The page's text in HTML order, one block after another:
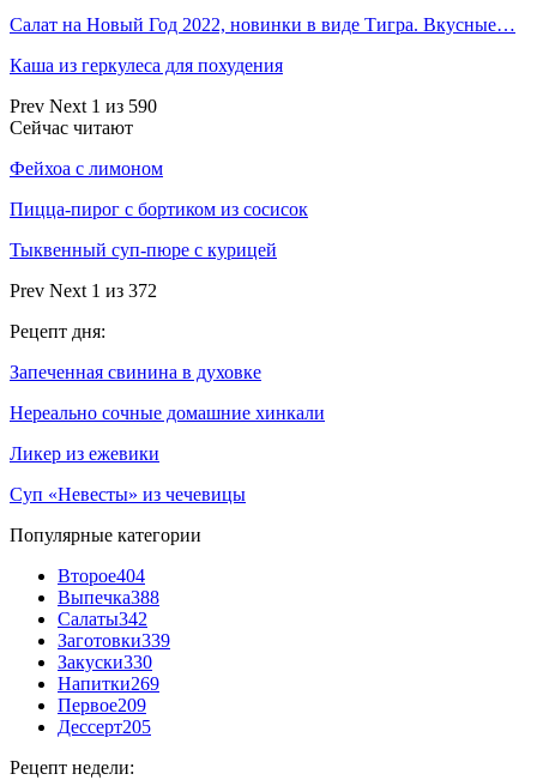
Салат на Новый Год 2022, новинки в виде Тигра. Вкусные…
Каша из геркулеса для похудения
Prev Next 1 из 590
Сейчас читают
Фейхоа с лимоном
Пицца-пирог с бортиком из сосисок
Тыквенный суп-пюре с курицей
Prev Next 1 из 372
Рецепт дня:
Запеченная свинина в духовке
Нереально сочные домашние хинкали
Ликер из ежевики
Суп «Невесты» из чечевицы
Популярные категории
Второе404
Выпечка388
Салаты342
Заготовки339
Закуски330
Напитки269
Первое209
Дессерт205
Рецепт недели: